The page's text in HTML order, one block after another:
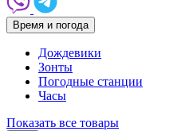
Время и погода
Дождевики
Зонты
Погодные станции
Часы
Показать все товары